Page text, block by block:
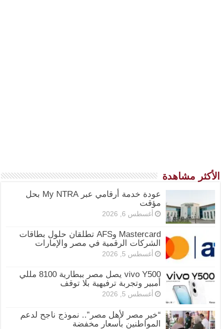
الأكثر مشاهدة
عودة خدمة أرقامي عبر My NTRA بحل
مؤقت
أغسطس 6, 2026
Mastercard وAFS تطلقان حلول بطاقات
الشركات الرقمية في مصر والإمارات
أغسطس 5, 2026
vivo Y500 يصل مصر ببطارية 8100 مللي
أمبير وتجربة ترفيهية بلا توقف
أغسطس 5, 2026
“خير مصر لأهل مصر”.. نموذج ناجح لدعم
المواطنين بأسعار مخفضة